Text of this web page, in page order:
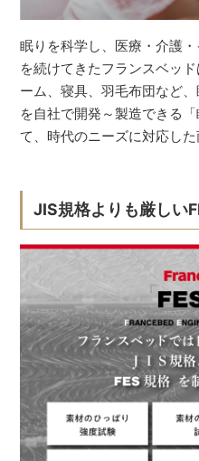
眠りを科学し、医療・介護
を続けてきたフランスベッ
ーム、寝具、羽毛布団など
を自社で開発～製造できる
て、時代のニーズに対応し
JIS規格よりも厳しい